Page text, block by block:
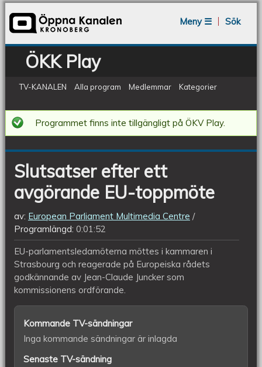
Meny ☰
Sök
ÖKK Play
TV-KANALEN Alla program Medlemmar Kategorier
Slutsatser
efter
ett
avgörande
EU-
toppmöte
Programmet finns inte tillgängligt på ÖKV Play.
Slutsatser efter ett
avgörande EU-toppmöte
av: European Parliament Multimedia Centre
Programlängd: 0:01:52
EU-parlamentsledamöterna möttes i kammaren i
Strasbourg och reagerade på Europeiska rådets
godkännande av Jean-Claude Juncker som
kommissionens ordförande.
Kommande TV-sändningar
Inga kommande sändningar är inlagda
Senaste TV-sändning